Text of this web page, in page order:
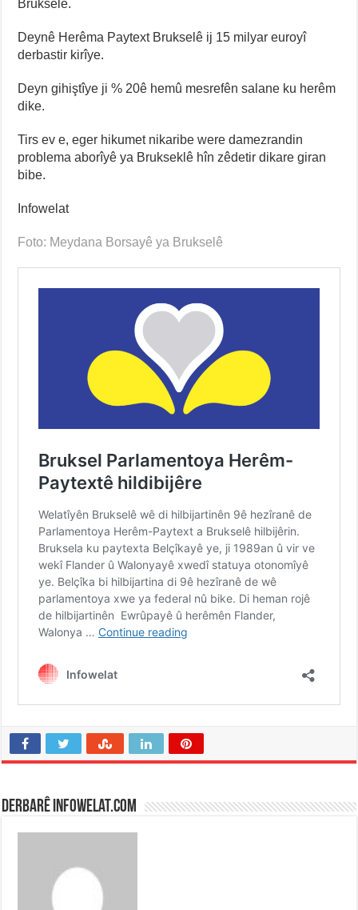
Brukselê.
Deynê Herêma Paytext Brukselê ij 15 milyar euroyî
derbastir kirîye.
Deyn gihiştîye ji % 20ê hemû mesrefên salane ku herêm
dike.
Tirs ev e, eger hikumet nikaribe were damezrandin
problema aborîyê ya Brukseklê hîn zêdetir dikare giran
bibe.
Infowelat
Foto: Meydana Borsayê ya Brukselê
Derbarê infowelat.com